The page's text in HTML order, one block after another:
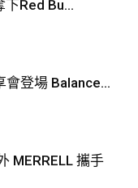
下Red Bu...
登場 Balance...
MERRELL 攜手